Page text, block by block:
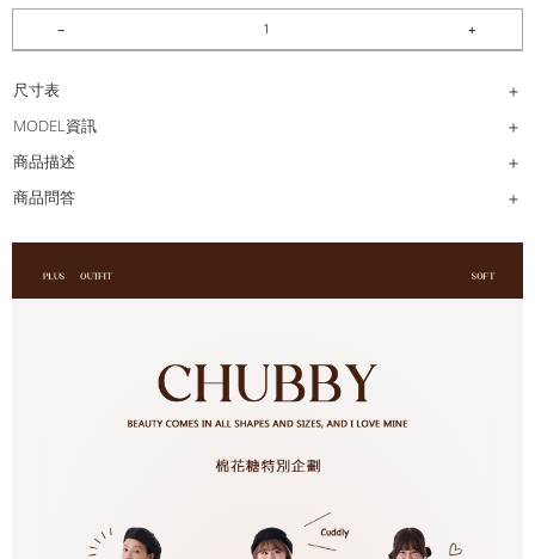
尺寸表
MODEL資訊
商品描述
商品問答